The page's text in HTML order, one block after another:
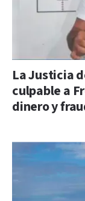
La Justicia
culpable a
dinero y